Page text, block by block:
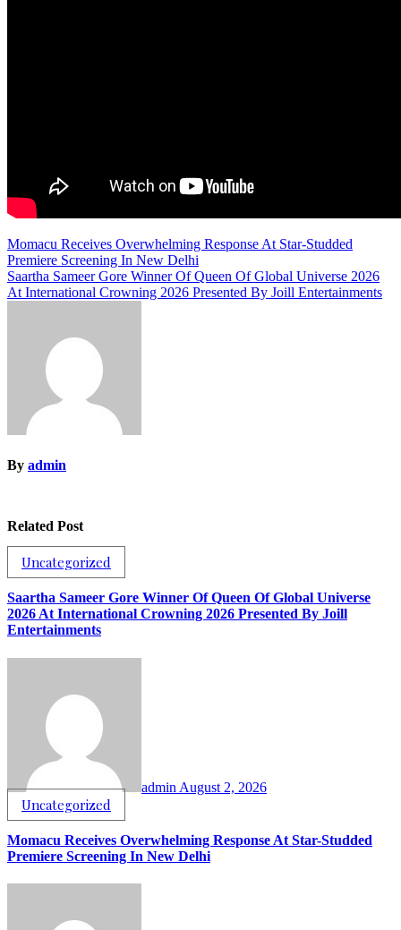
Post
navigation
Momacu Receives Overwhelming Response At Star-Studded
Premiere Screening In New Delhi
Saartha Sameer Gore Winner Of Queen Of Global Universe 2026
At International Crowning 2026 Presented By Joill Entertainments
By admin
Related Post
Uncategorized
Saartha Sameer Gore Winner Of Queen Of Global Universe
2026 At International Crowning 2026 Presented By Joill
Entertainments
admin August 2, 2026
Uncategorized
Momacu Receives Overwhelming Response At Star-Studded
Premiere Screening In New Delhi